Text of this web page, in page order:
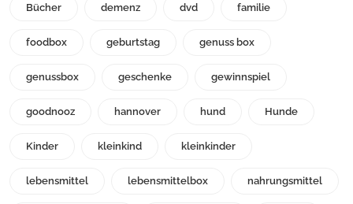
Bücher demenz dvd familie
foodbox geburtstag genuss box
genussbox geschenke gewinnspiel
goodnooz hannover hund Hunde
Kinder kleinkind kleinkinder
lebensmittel lebensmittelbox nahrungsmittel